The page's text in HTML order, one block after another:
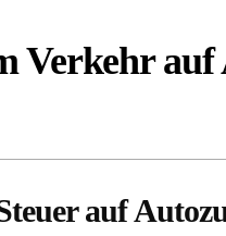
Verkehr auf
auf